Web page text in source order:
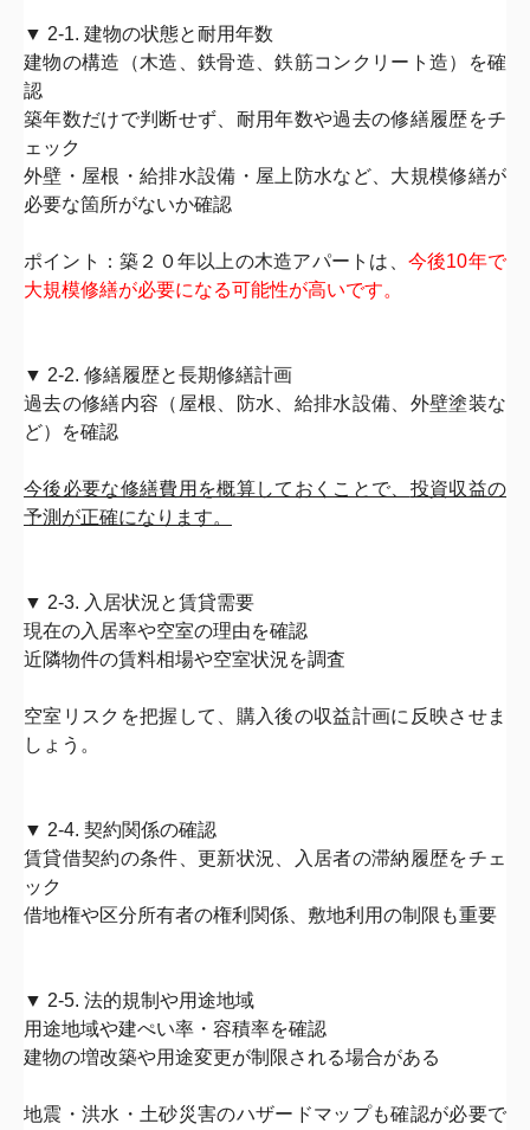
▼ 2-1. 建物の状態と耐用年数
建物の構造（木造、鉄骨造、鉄筋コンクリート造）を確
認
築年数だけで判断せず、 耐用年数や過去の修繕履歴をチ
ェック
外壁・屋根・給排水設備・屋上防水など、 大規模修繕が
必要な箇所がないか確認
ポイント：築２０年以上の木造アパートは、 今後10年で
大規模修繕が必要になる可能性が高いです。
▼ 2-2. 修繕履歴と長期修繕計画
過去の修繕内容（屋根、防水、給排水設備、外壁塗装な
ど）を確認
今後必要な修繕費用を概算しておくことで、 投資収益の
予測が正確になります。
▼ 2-3. 入居状況と賃貸需要
現在の入居率や空室の理由を確認
近隣物件の賃料相場や空室状況を調査
空室リスクを把握して、 購入後の収益計画に反映させま
しょう。
▼ 2-4. 契約関係の確認
賃貸借契約の条件、更新状況、入居者の滞納履歴をチェ
ック
借地権や区分所有者の権利関係、敷地利用の制限も重要
▼ 2-5. 法的規制や用途地域
用途地域や建ぺい率・容積率を確認
建物の増改築や用途変更が制限される場合がある
地震・洪水・土砂災害のハザードマップも確認が必要で